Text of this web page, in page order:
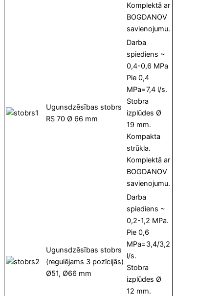
Komplektā ar
BOGDANOV
savienojumu.
Ugunsdzēsības stobrs
RS 70 Ø 66 mm
Darba
spiediens ~
0,4-0,6 MPa
Pie 0,4
MPa=7,4 l/s.
Stobra
izplūdes Ø
19 mm.
Kompakta
strūkla.
Komplektā ar
BOGDANOV
savienojumu.
Ugunsdzēsības stobrs
(regulējams 3 pozīcijās)
Ø51, Ø66 mm
Darba
spiediens ~
0,2-1,2 MPa.
Pie 0,6
MPa=3,4/3,2
l/s.
Stobra
izplūdes Ø
12 mm.